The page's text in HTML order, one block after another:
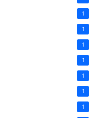
1
1
1
1
1
1
1